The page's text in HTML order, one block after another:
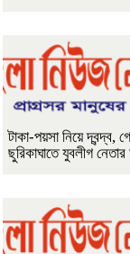
টাকা-পয়সা নিয়ে দ্বন্দ্ব,
ছুরিকাঘাতে যুবলীগ